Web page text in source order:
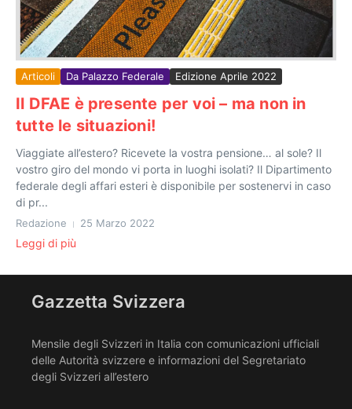
Articoli Da Palazzo Federale Edizione Aprile 2022
Il DFAE è presente per voi – ma non in
tutte le situazioni!
Viaggiate all’estero? Ricevete la vostra pensione… al sole? Il
vostro giro del mondo vi porta in luoghi isolati? Il Dipartimento
federale degli affari esteri è disponibile per sostenervi in caso
di pr...
Redazione 25 Marzo 2022
Leggi di più
Gazzetta Svizzera
Mensile degli Svizzeri in Italia con comunicazioni ufficiali
delle Autorità svizzere e informazioni del Segretariato
degli Svizzeri all’estero